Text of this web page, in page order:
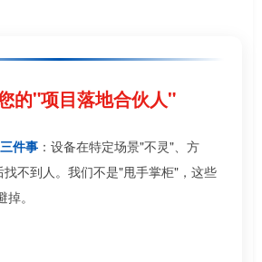
的"项目落地合伙人"
三件事 ：设备在特定场景"不灵"、方
不到人。我们不是"甩手掌柜"，这些
。